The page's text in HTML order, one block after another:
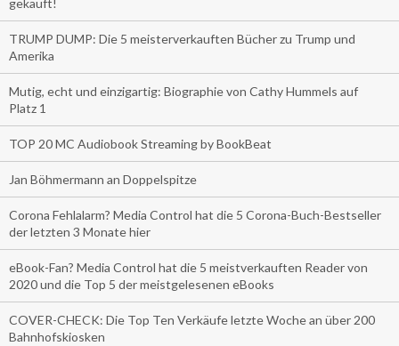
gekauft!
TRUMP DUMP: Die 5 meisterverkauften Bücher zu Trump und
Amerika
Mutig, echt und einzigartig: Biographie von Cathy Hummels auf
Platz 1
TOP 20 MC Audiobook Streaming by BookBeat
Jan Böhmermann an Doppelspitze
Corona Fehlalarm? Media Control hat die 5 Corona-Buch-Bestseller
der letzten 3 Monate hier
eBook-Fan? Media Control hat die 5 meistverkauften Reader von
2020 und die Top 5 der meistgelesenen eBooks
COVER-CHECK: Die Top Ten Verkäufe letzte Woche an über 200
Bahnhofskiosken